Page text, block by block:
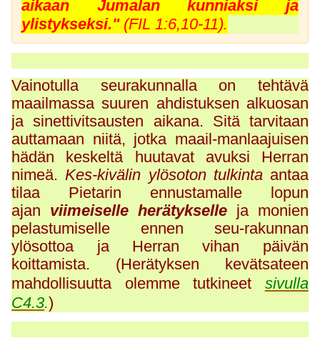
aikaan Jumalan kunniaksi ja
ylistykseksi." (FIL 1:6,10-11).
Vainotulla seurakunnalla on tehtävä
maailmassa suuren ahdistuksen alkuosan
ja sinettivitsausten aikana. Sitä tarvitaan
auttamaan niitä, jotka maail-manlaajuisen
hädän keskeltä huutavat avuksi Herran
nimeä.Kes-kivälin ylösoton tulkintaantaa
tilaa Pietarin ennustamalle lopun
ajan viimeiselle herätykselle ja monien
pelastumiselle ennen seu-rakunnan
ylösottoa ja Herran vihan päivän
koittamista. (Herätyksen kevätsateen
mahdollisuutta olemme tutkineet sivulla
C4.3.)